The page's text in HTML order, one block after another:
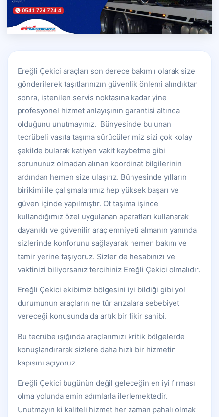
Ereğli Çekici araçları son derece bakımlı olarak size
gönderilerek taşıtlarınızın güvenlik önlemi alındıktan
sonra, istenilen servis noktasına kadar yine
profesyonel hizmet anlayışının garantisi altında
olduğunu unutmayınız. Bünyesinde bulunan
tecrübeli vasıta taşıma sürücülerimiz sizi çok kolay
şekilde bularak katiyen vakit kaybetme gibi
sorununuz olmadan alınan koordinat bilgilerinin
ardından hemen size ulaşırız. Bünyesinde yılların
birikimi ile çalışmalarımız hep yüksek başarı ve
güven içinde yapılmıştır. Ot taşıma işinde
kullandığımız özel uygulanan aparatları kullanarak
dayanıklı ve güvenilir araç emniyeti almanın yanında
sizlerinde konforunu sağlayarak hemen bakım ve
tamir yerine taşıyoruz. Sizler de hesabınızı ve
vaktinizi biliyorsanız tercihiniz Ereğli Çekici olmalıdır.
Ereğli Çekici ekibimiz bölgesini iyi bildiği gibi yol
durumunun araçların ne tür arızalara sebebiyet
vereceği konusunda da artık bir fikir sahibi.
Bu tecrübe ışığında araçlarımızı kritik bölgelerde
konuşlandırarak sizlere daha hızlı bir hizmetin
kapısını açıyoruz.
Ereğli Çekici bugünün değil geleceğin en iyi firması
olma yolunda emin adımlarla ilerlemektedir.
Unutmayın ki kaliteli hizmet her zaman pahalı olmak